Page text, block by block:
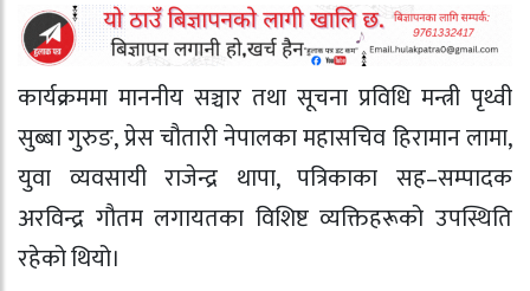
कार्यक्रममा माननीय सञ्चार तथा सूचना प्रविधि मन्त्री पृथ्वी
सुब्बा गुरुङ, प्रेस चौतारी नेपालका महासचिव हिरामान लामा,
युवा व्यवसायी राजेन्द्र थापा, पत्रिकाका सह–सम्पादक
अरविन्द्र गौतम लगायतका विशिष्ट व्यक्तिहरूको उपस्थिति
रहेको थियो।